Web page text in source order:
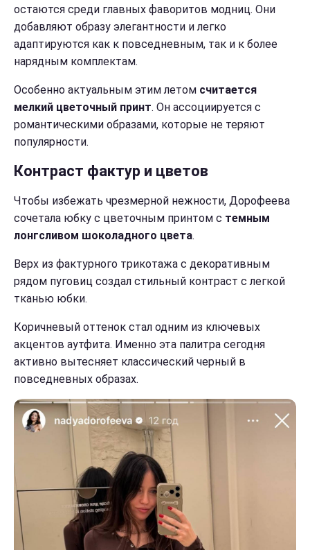
остаются среди главных фаворитов модниц. Они
добавляют образу элегантности и легко
адаптируются как к повседневным, так и к более
нарядным комплектам.
Особенно актуальным этим летом считается
мелкий цветочный принт. Он ассоциируется с
романтическими образами, которые не теряют
популярности.
Контраст фактур и цветов
Чтобы избежать чрезмерной нежности, Дорофеева
сочетала юбку с цветочным принтом с темным
лонгсливом шоколадного цвета.
Верх из фактурного трикотажа с декоративным
рядом пуговиц создал стильный контраст с легкой
тканью юбки.
Коричневый оттенок стал одним из ключевых
акцентов аутфита. Именно эта палитра сегодня
активно вытесняет классический черный в
повседневных образах.